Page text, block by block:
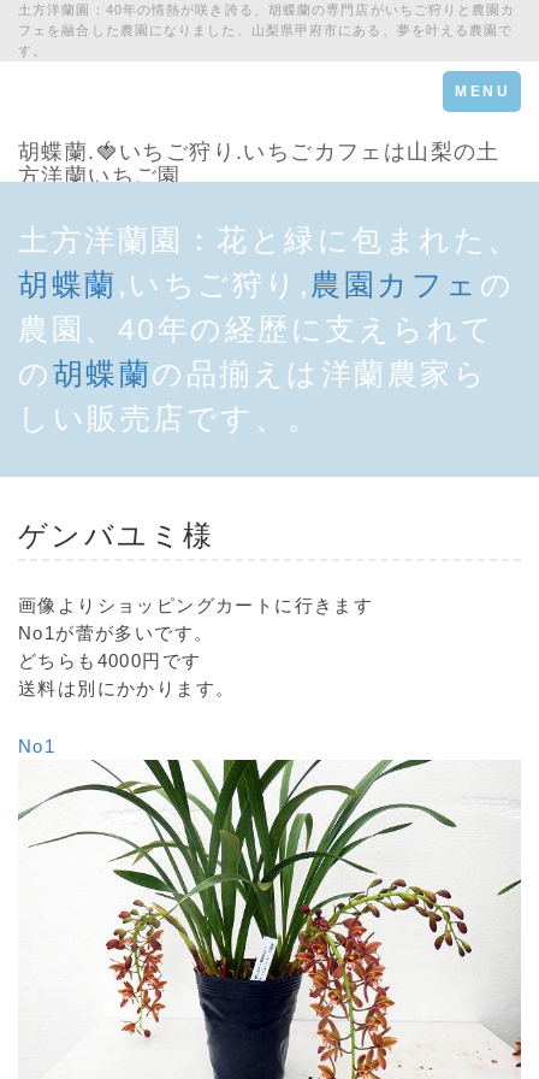
土方洋蘭園：40年の情熱が咲き誇る、胡蝶蘭の専門店がいちご狩りと農園カ
フェを融合した農園になりました、山梨県甲府市にある、夢を叶える農園で
す。
Toggle
navigation
MENU
胡蝶蘭.🍓いちご狩り.いちごカフェは山梨の土
方洋蘭いちご園
土方洋蘭園：花と緑に包まれた、
胡蝶蘭 ,いちご狩り, 農園カフェ の
農園、40年の経歴に支えられて
の胡蝶蘭の品揃えは洋蘭農家ら
しい販売店です、。
ゲンバユミ様
画像よりショッピングカートに行きます
No1が蕾が多いです。
どちらも4000円です
送料は別にかかります。
No1